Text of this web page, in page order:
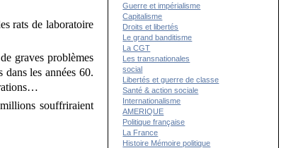
rats de laboratoire
graves problèmes
les années 60.
souffriraient
Guerre et impérialisme
Capitalisme
Droits et libertés
Le grand banditisme
La CGT
Les transnationales
social
Libertés et guerre de classe
Santé & action sociale
Internationalisme
AMERIQUE
Politique française
La France
Histoire Mémoire politique